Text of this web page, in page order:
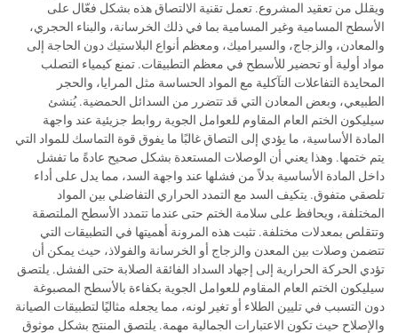
ويقلل من تعقيد المشروع. تعمل تقنية الالتصاق هذه بشكل فعّال على
الأسطح المسامية وغير المسامية بما في ذلك الخرسانة، والبناء الحجري،
والمعادن، والزجاج، والسيراميك، ومعظم أنواع البلاستيك دون الحاجة إلى
مواد أولية أو تحضير للأسطح في معظم التطبيقات. تمنع كيمياء التصلب
المحايدة التفاعلات التآكلية مع المواد الحساسة مثل المرايا، والحجر
الطبيعي، وبعض المعادن التي قد تتضرر من السدائل الحمضية. يُنشئ
سيليكون الختم العام المقاوم للعوامل الجوية روابط جزيئية عند واجهة
المادة الأساسية، ما يؤدي إلى التصاق غالبًا ما يفوق قوة التماسك للمواد التي
يتم ختمها. وهذا يعني أن الوصلات المستعدة بشكل صحيح عادةً ما تفشل
داخل المادة الأساسية بدلاً من فشلها عند واجهة السد، مما يدل على أداء
تلصقي متفوق. يتكيف السد مع التمدد الحراري التفاضلي بين المواد
المختلفة، ويحافظ على سلامة الختم حتى عندما تتمدد الأسطح الملتصقة
وتتقلص بمعدلات مختلفة. تثبت هذه المرونة أهميتها في التطبيقات التي
تتضمن وصلات بين المعدن والزجاج أو الخرسانة والفولاذ، حيث يمكن أن
تؤدي الحركة الحرارية إلى إجهاد السداد الفائقة الصلابة حتى الفشل. يلتصق
سيليكون الختم العام المقاوم للعوامل الجوية بكفاءة بالأسطح المصبوغة
دون التسبب في تليين الطلاء أو تغير لونه، مما يجعله مثاليًا لتطبيقات الصيانة
والإصلاح حيث تكون الاعتبارات الجمالية مهمة. يلتصق المنتج بشكل موثوق